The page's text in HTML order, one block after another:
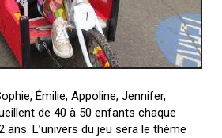
Émilie, Appoline, Jennifer,
de 40 à 50 enfants chaque
ans. L’univers du jeu sera le thème